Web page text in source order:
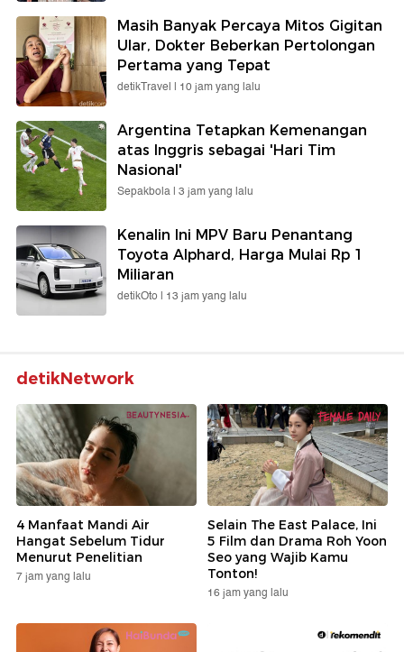
Masih Banyak Percaya Mitos Gigitan
Ular, Dokter Beberkan Pertolongan
Pertama yang Tepat
detikTravel | 10 jam yang lalu
Argentina Tetapkan Kemenangan
atas Inggris sebagai 'Hari Tim
Nasional'
Sepakbola | 3 jam yang lalu
Kenalin Ini MPV Baru Penantang
Toyota Alphard, Harga Mulai Rp 1
Miliaran
detikOto | 13 jam yang lalu
detikNetwork
4 Manfaat Mandi Air
Hangat Sebelum Tidur
Menurut Penelitian
7 jam yang lalu
Selain The East Palace, Ini
5 Film dan Drama Roh Yoon
Seo yang Wajib Kamu
Tonton!
16 jam yang lalu